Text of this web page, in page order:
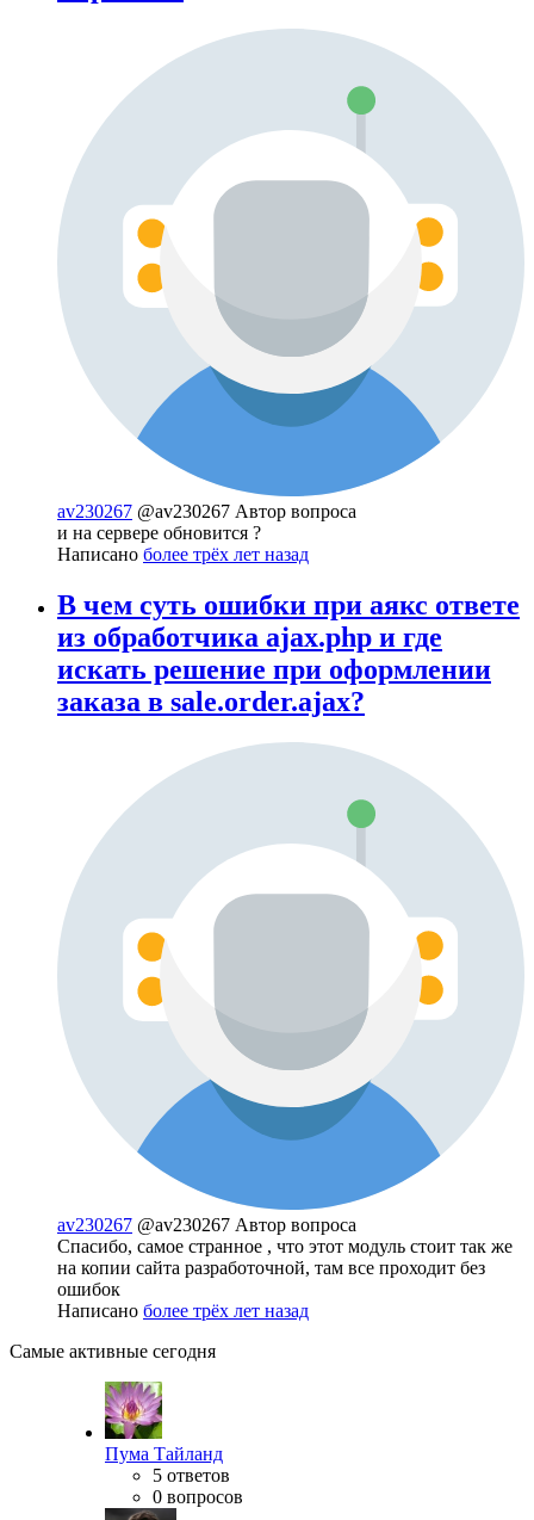
av230267 @av230267 Автор вопроса
и на сервере обновится ?
Написано более трёх лет назад
В чем суть ошибки при аякс ответе
из обработчика ajax.php и где
искать решение при оформлении
заказа в sale.order.ajax?
av230267 @av230267 Автор вопроса
Спасибо, самое странное , что этот модуль стоит так же
на копии сайта разработочной, там все проходит без
ошибок
Написано более трёх лет назад
Самые активные сегодня
Пума Тайланд
5 ответов
0 вопросов